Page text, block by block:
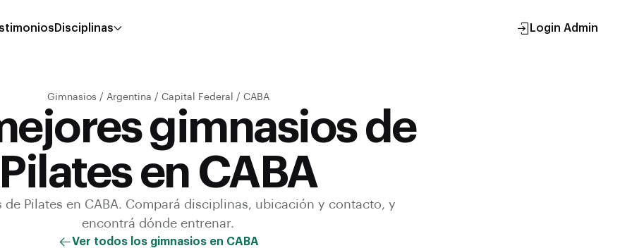
Disciplinas Login Admin
Gimnasios / Argentina / Capital Federal / CABA
gimnasios de
en CABA
de Pilates en CABA. Compará disciplinas, ubicación y contacto, y
encontrá dónde entrenar.
Ver todos los gimnasios en CABA